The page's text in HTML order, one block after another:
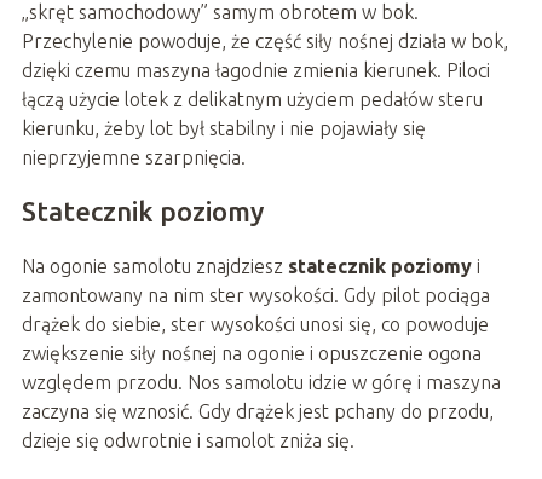
„skręt samochodowy” samym obrotem w bok.
Przechylenie powoduje, że część siły nośnej działa w bok,
dzięki czemu maszyna łagodnie zmienia kierunek. Piloci
łączą użycie lotek z delikatnym użyciem pedałów steru
kierunku, żeby lot był stabilny i nie pojawiały się
nieprzyjemne szarpnięcia.
Statecznik poziomy
Na ogonie samolotu znajdziesz statecznik poziomyi
zamontowany na nim ster wysokości. Gdy pilot pociąga
drążek do siebie, ster wysokości unosi się, co powoduje
zwiększenie siły nośnej na ogonie i opuszczenie ogona
względem przodu. Nos samolotu idzie w górę i maszyna
zaczyna się wznosić. Gdy drążek jest pchany do przodu,
dzieje się odwrotnie i samolot zniża się.